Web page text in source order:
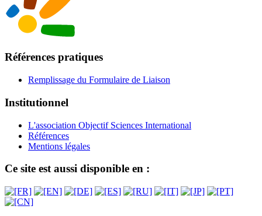
Références pratiques
Remplissage du Formulaire de Liaison
Institutionnel
L'association Objectif Sciences International
Références
Mentions légales
Ce site est aussi disponible en :